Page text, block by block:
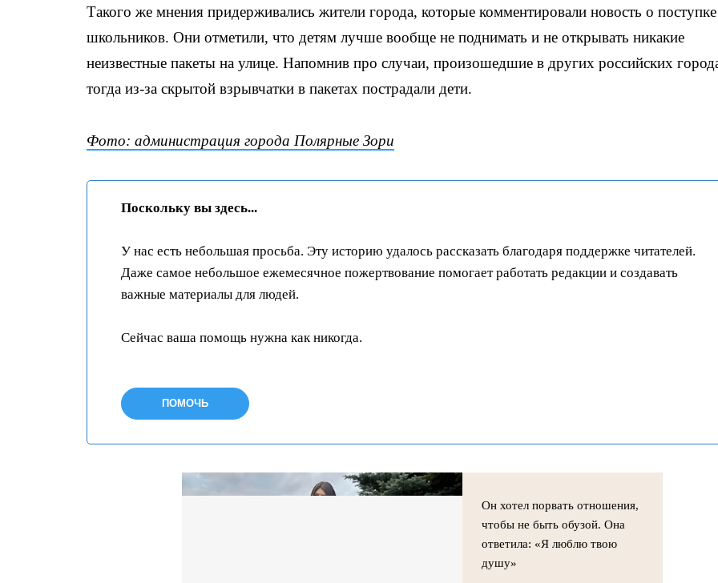
Такого же мнения придерживались жители города, которые комментировали новость о поступке
школьников. Они отметили, что детям лучше вообще не поднимать и не открывать никакие
неизвестные пакеты на улице. Напомнив про случаи, произошедшие в других российских
тогда из-за скрытой взрывчатки в пакетах пострадали дети.
Фото: администрация города Полярные Зори
Поскольку вы здесь...
У нас есть небольшая просьба. Эту историю удалось рассказать благодаря поддержке читателей.
Даже самое небольшое ежемесячное пожертвование помогает работать редакции и создавать
важные материалы для людей.
Сейчас ваша помощь нужна как никогда.
ПОМОЧЬ
Он хотел порвать отношения,
чтобы не быть обузой. Она
ответила: «Я люблю твою
душу»